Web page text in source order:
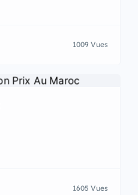
1009 Vues
1605 Vues